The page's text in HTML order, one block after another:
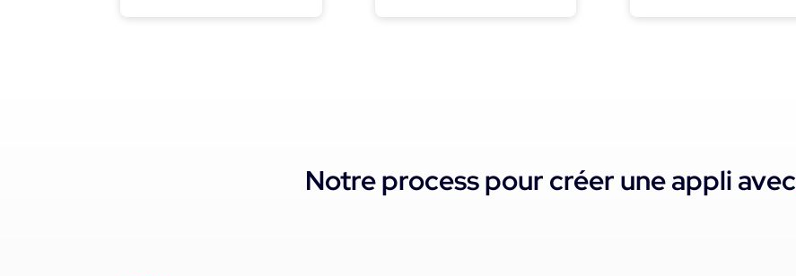
Notre process pour créer une appli avec